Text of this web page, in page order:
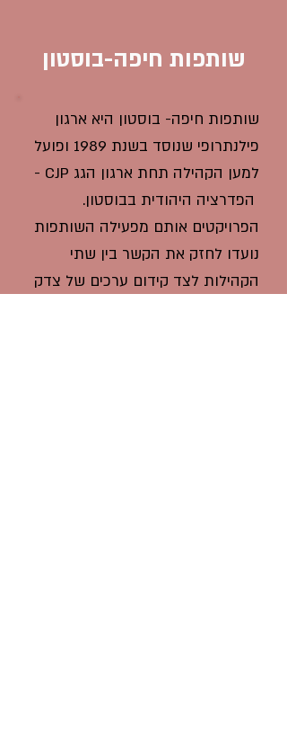
שותפות חיפה-בוסטון
שותפות חיפה- בוסטון היא ארגון
פילנתרופי שנוסד בשנת 1989 ופועל
למען הקהילה תחת ארגון הגג CJP -
הפדרציה היהודית בבוסטון.
הפרויקטים אותם מפעילה השותפות
נועדו לחזק את הקשר בין שתי
הקהילות לצד קידום ערכים של צדק